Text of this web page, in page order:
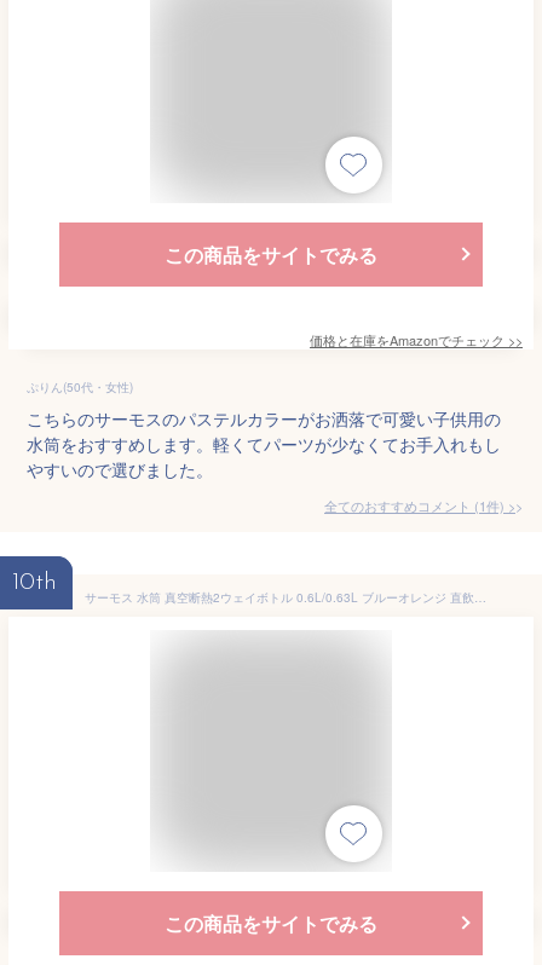
この商品をサイトでみる
価格と在庫をAmazonでチェック >>
ぷりん(50代・女性)
こちらのサーモスのパステルカラーがお洒落で可愛い子供用の
水筒をおすすめします。軽くてパーツが少なくてお手入れもし
やすいので選びました。
全てのおすすめコメント (1件) >
10th
サーモス 水筒 真空断熱2ウェイボトル 0.6L/0.63L ブルーオレンジ 直飲み コップ付き 子供用 通園通学 FJJ-602WFDS BLOR
この商品をサイトでみる